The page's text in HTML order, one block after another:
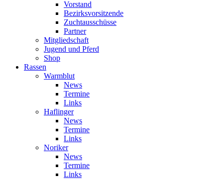
Vorstand
Bezirksvorsitzende
Zuchtausschüsse
Partner
Mitgliedschaft
Jugend und Pferd
Shop
Rassen
Warmblut
News
Termine
Links
Haflinger
News
Termine
Links
Noriker
News
Termine
Links